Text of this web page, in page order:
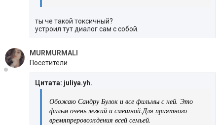
ты че такой токсичный?
устроил тут диалог сам с собой.
MURMURMALI
Посетители
Цитата: juliya.yh.
Обожаю Сандру Булок и все фильмы с ней. Это
фильм очень легкий и смешной.Для приятного
времяпреровождения всей семьей.